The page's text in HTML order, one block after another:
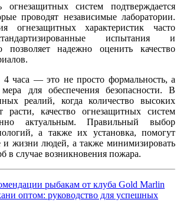
огнезащитных систем подтверждается
проводят независимые лаборатории.
огнезащитных характеристик часто
испытания и
позволяет надежно оценить качество
4 часа — это не просто формальность, а
для обеспечения безопасности. В
реалий, когда количество высоких
расти, качество огнезащитных систем
актуальным. Правильный выбор
а также их установка, помогут
и жизни людей, а также минимизировать
в случае возникновения пожара.
рыбакам от клуба Gold Marlin
оптом: руководство для успешных